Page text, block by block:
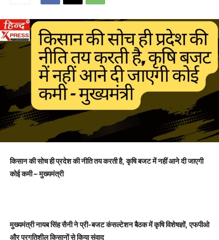
किसान की सोच ही प्रदेश की नीति तय करती है,कृषि बजट में नहीं आने दी जाएगी
कोई कमी – मुख्यमंत्री
मुख्यमंत्री नायब सिंह सैनी ने प्री-बजट कंसल्टेशन बैठक में कृषि विशेषज्ञों,एफपीओ
और प्रगतिशील किसानों से किया संवाद